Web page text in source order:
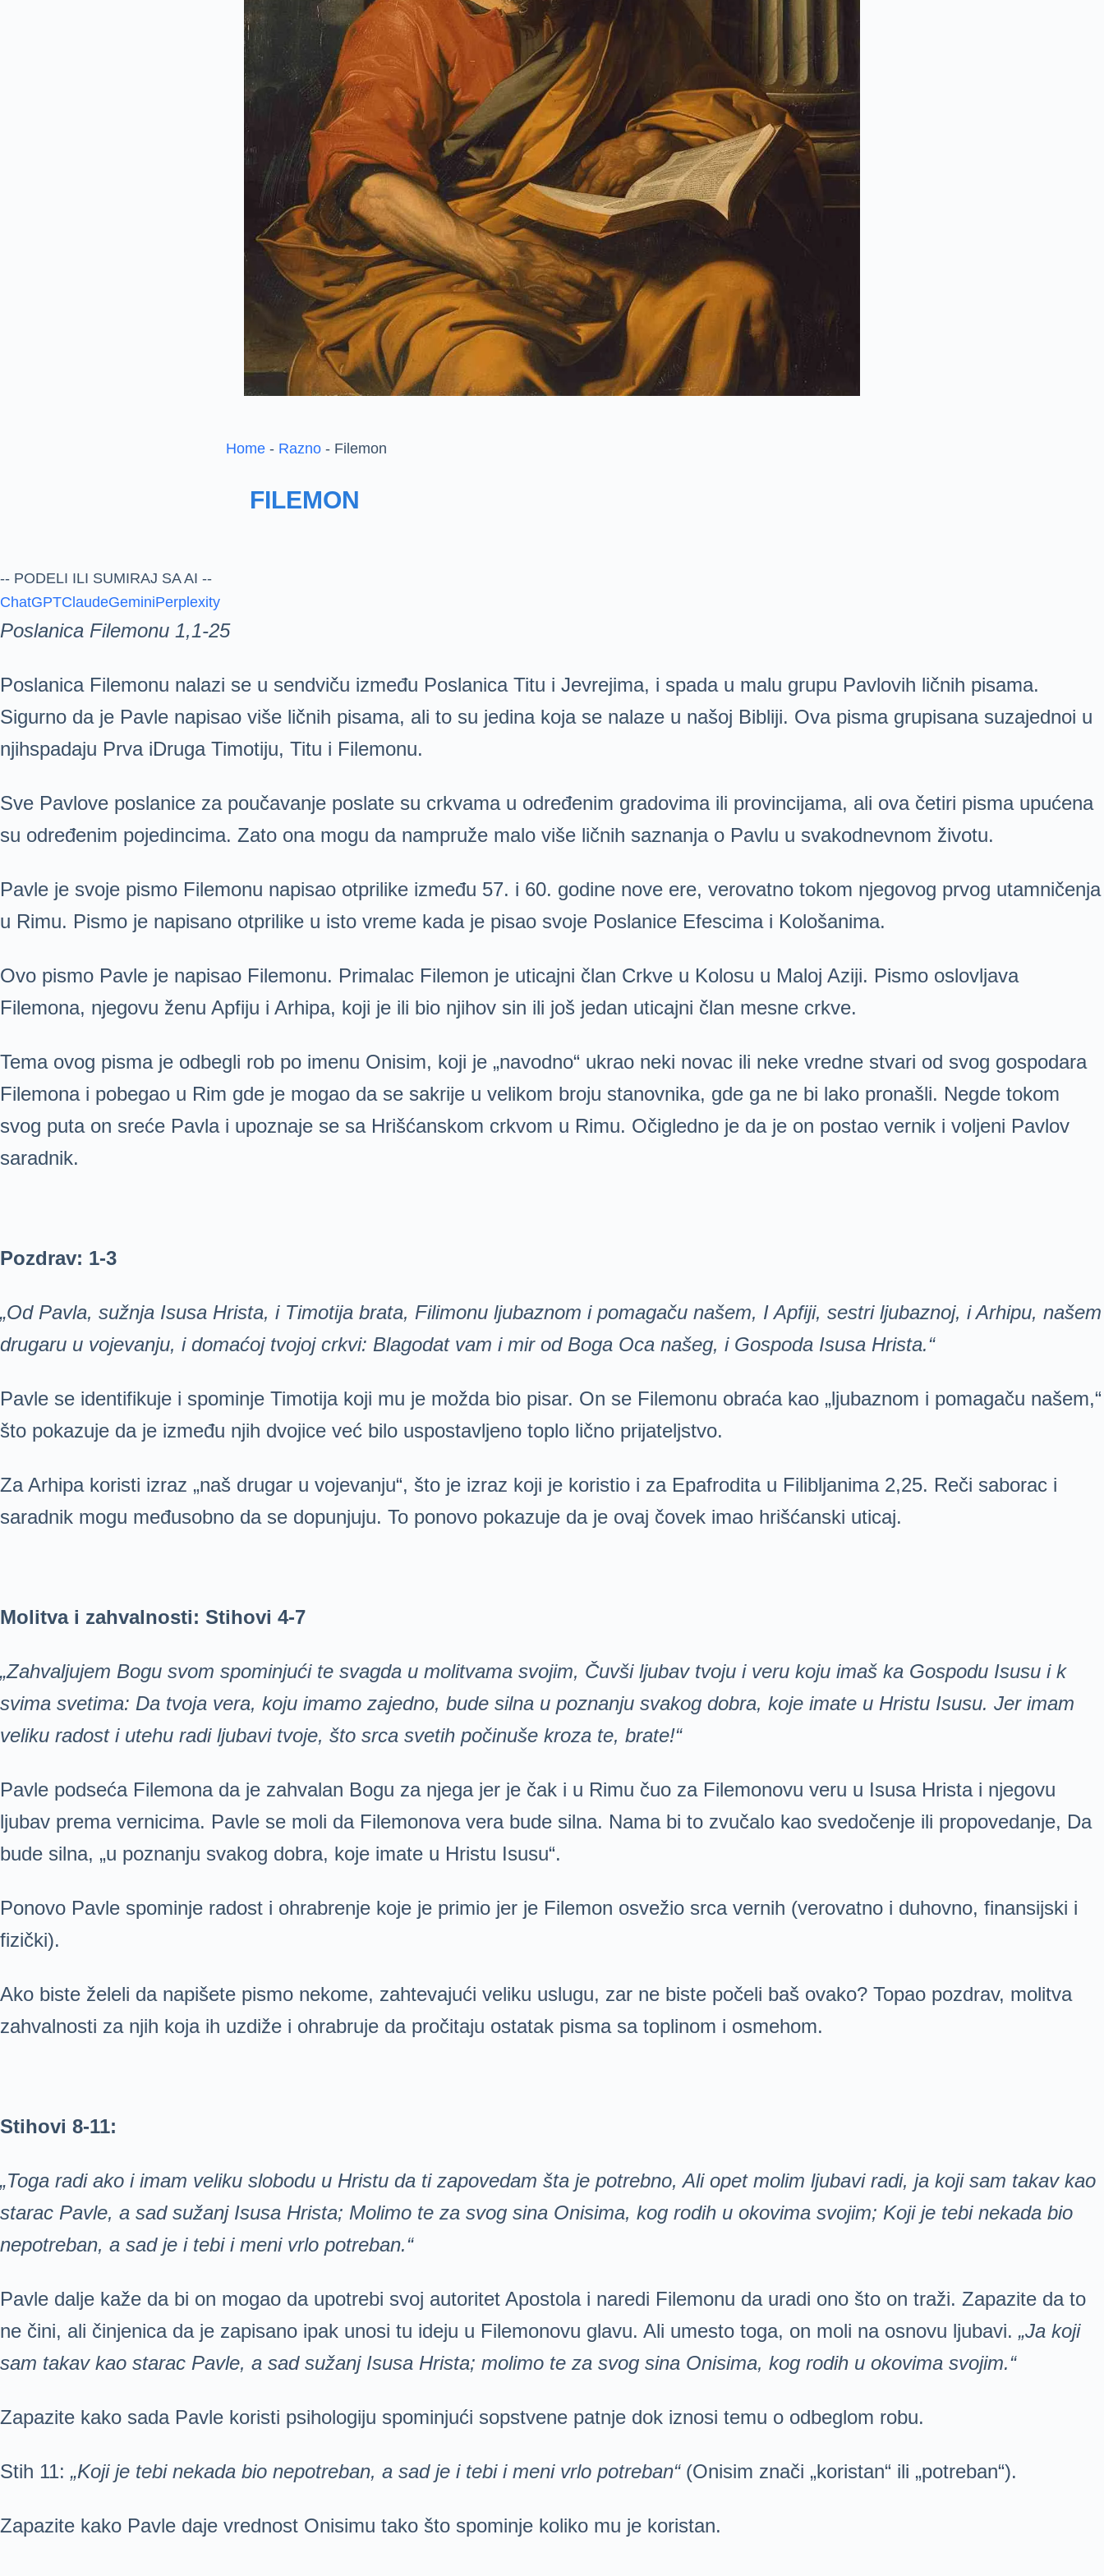
Home- Razno- Filemon
FILEMON
-- PODELI ILI SUMIRAJ SA AI --
ChatGPTClaudeGeminiPerplexity
Poslanica Filemonu 1,1-25
Poslanica Filemonu nalazi se u sendviču između Poslanica Titu i Jevrejima, i spada u malu grupu Pavlovih ličnih pisama.
Sigurno da je Pavle napisao više ličnih pisama, ali to su jedina koja se nalaze u našoj Bibliji. Ova pisma grupisana suzajednoi u
njihspadaju Prva iDruga Timotiju, Titu i Filemonu.
Sve Pavlove poslanice za poučavanje poslate su crkvama u određenim gradovima ili provincijama, ali ova četiri pisma upućena
su određenim pojedincima. Zato ona mogu da nampruže malo više ličnih saznanja o Pavlu u svakodnevnom životu.
Pavle je svoje pismo Filemonu napisao otprilike između 57. i 60. godine nove ere, verovatno tokom njegovog prvog utamničenja
u Rimu. Pismo je napisano otprilike u isto vreme kada je pisao svoje Poslanice Efescima i Kološanima.
Ovo pismo Pavle je napisao Filemonu. Primalac Filemon je uticajni član Crkve u Kolosu u Maloj Aziji. Pismo oslovljava
Filemona, njegovu ženu Apfiju i Arhipa, koji je ili bio njihov sin ili još jedan uticajni član mesne crkve.
Tema ovog pisma je odbegli rob po imenu Onisim, koji je „navodno“ ukrao neki novac ili neke vredne stvari od svog gospodara
Filemona i pobegao u Rim gde je mogao da se sakrije u velikom broju stanovnika, gde ga ne bi lako pronašli. Negde tokom
svog puta on sreće Pavla i upoznaje se sa Hrišćanskom crkvom u Rimu. Očigledno je da je on postao vernik i voljeni Pavlov
saradnik.
Pozdrav: 1-3
„Od Pavla, sužnja Isusa Hrista, i Timotija brata, Filimonu ljubaznom i pomagaču našem, I Apfiji, sestri ljubaznoj, i Arhipu, našem
drugaru u vojevanju, i domaćoj tvojoj crkvi: Blagodat vam i mir od Boga Oca našeg, i Gospoda Isusa Hrista.“
Pavle se identifikuje i spominje Timotija koji mu je možda bio pisar. On se Filemonu obraća kao „ljubaznom i pomagaču našem,“
što pokazuje da je između njih dvojice već bilo uspostavljeno toplo lično prijateljstvo.
Za Arhipa koristi izraz „naš drugar u vojevanju“, što je izraz koji je koristio i za Epafrodita u Filibljanima 2,25. Reči saborac i
saradnik mogu međusobno da se dopunjuju. To ponovo pokazuje da je ovaj čovek imao hrišćanski uticaj.
Molitva i zahvalnosti: Stihovi 4-7
„Zahvaljujem Bogu svom spominjući te svagda u molitvama svojim, Čuvši ljubav tvoju i veru koju imaš ka Gospodu Isusu i k
svima svetima: Da tvoja vera, koju imamo zajedno, bude silna u poznanju svakog dobra, koje imate u Hristu Isusu. Jer imam
veliku radost i utehu radi ljubavi tvoje, što srca svetih počinuše kroza te, brate!“
Pavle podseća Filemona da je zahvalan Bogu za njega jer je čak i u Rimu čuo za Filemonovu veru u Isusa Hrista i njegovu
ljubav prema vernicima. Pavle se moli da Filemonova vera bude silna. Nama bi to zvučalo kao svedočenje ili propovedanje, Da
bude silna, „u poznanju svakog dobra, koje imate u Hristu Isusu“.
Ponovo Pavle spominje radost i ohrabrenje koje je primio jer je Filemon osvežio srca vernih (verovatno i duhovno, finansijski i
fizički).
Ako biste želeli da napišete pismo nekome, zahtevajući veliku uslugu, zar ne biste počeli baš ovako? Topao pozdrav, molitva
zahvalnosti za njih koja ih uzdiže i ohrabruje da pročitaju ostatak pisma sa toplinom i osmehom.
Stihovi 8-11:
„Toga radi ako i imam veliku slobodu u Hristu da ti zapovedam šta je potrebno, Ali opet molim ljubavi radi, ja koji sam takav kao
starac Pavle, a sad sužanj Isusa Hrista; Molimo te za svog sina Onisima, kog rodih u okovima svojim; Koji je tebi nekada bio
nepotreban, a sad je i tebi i meni vrlo potreban.“
Pavle dalje kaže da bi on mogao da upotrebi svoj autoritet Apostola i naredi Filemonu da uradi ono što on traži. Zapazite da to
ne čini, ali činjenica da je zapisano ipak unosi tu ideju u Filemonovu glavu. Ali umesto toga, on moli na osnovu ljubavi. „Ja koji
sam takav kao starac Pavle, a sad sužanj Isusa Hrista; molimo te za svog sina Onisima, kog rodih u okovima svojim.“
Zapazite kako sada Pavle koristi psihologiju spominjući sopstvene patnje dok iznosi temu o odbeglom robu.
Stih 11: „Koji je tebi nekada bio nepotreban, a sad je i tebi i meni vrlo potreban“ (Onisim znači „koristan“ ili „potreban“).
Zapazite kako Pavle daje vrednost Onisimu tako što spominje koliko mu je koristan.